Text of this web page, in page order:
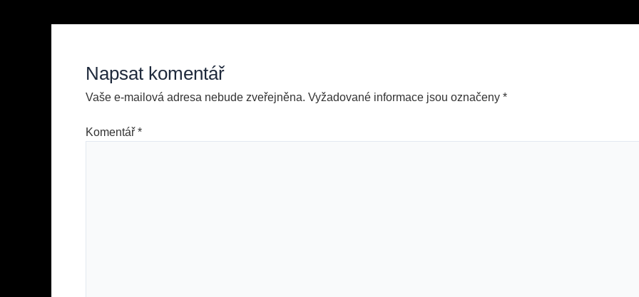
příspěvek
Napsat komentář
Vaše e-mailová adresa nebude zveřejněna. Vyžadované informace jsou označeny *
Komentář *